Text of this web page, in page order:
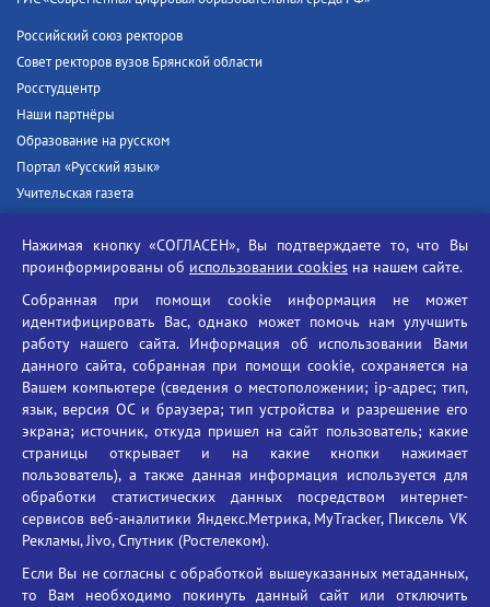
Российский союз ректоров
Совет ректоров вузов Брянской области
Росстудцентр
Наши партнёры
Образование на русском
Портал «Русский язык»
Учительская газета
Единый портал государственных услуг
Противодействие угрозам информационной безопасности
Социальные ролики - Генеральная прокуратура РФ
Противодействие коррупции
БГУ против наркотиков
Брянский государственный университет
имени академика И.Г. Петровского
Время работы: пн-пт 09:00-18:00
E-mail: bryanskgu@mail.ru
Телефон: +7(4832)58-90-85
Нажимая кнопку «СОГЛАСЕН», Вы подтверждаете то, что Вы
проинформированы об использовании cookies на нашем сайте.
Собранная при помощи cookie информация не может
идентифицировать Вас, однако может помочь нам улучшить
работу нашего сайта. Информация об использовании Вами
данного сайта, собранная при помощи cookie, сохраняется на
Вашем компьютере (сведения о местоположении; ip-адрес; тип,
язык, версия ОС и браузера; тип устройства и разрешение его
экрана; источник, откуда пришел на сайт пользователь; какие
страницы открывает и на какие кнопки нажимает
пользователь), а также данная информация используется для
обработки статистических данных посредством интернет-
сервисов веб-аналитики Яндекс.Метрика, MyTracker, Пиксель VK
Рекламы, Jivo, Спутник (Ростелеком).
Если Вы не согласны с обработкой вышеуказанных метаданных,
то Вам необходимо покинуть данный сайт или отключить